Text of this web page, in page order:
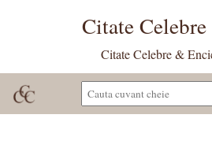
Citate
Citate Celebre &